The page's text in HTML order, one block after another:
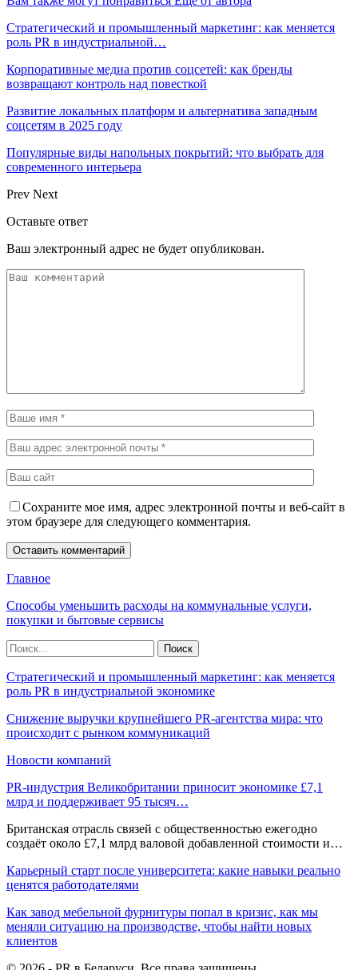
Стратегический и промышленный маркетинг: как меняется
роль PR в индустриальной…
Корпоративные медиа против соцсетей: как бренды
возвращают контроль над повесткой
Развитие локальных платформ и альтернатива западным
соцсетям в 2025 году
Популярные виды напольных покрытий: что выбрать для
современного интерьера
Prev Next
Оставьте ответ
Ваш электронный адрес не будет опубликован.
Сохраните мое имя, адрес электронной почты и веб-сайт в
этом браузере для следующего комментария.
Главное
Способы уменьшить расходы на коммунальные услуги,
покупки и бытовые сервисы
Стратегический и промышленный маркетинг: как меняется
роль PR в индустриальной экономике
Снижение выручки крупнейшего PR-агентства мира: что
происходит с рынком коммуникаций
Новости компаний
PR-индустрия Великобритании приносит экономике £7,1
млрд и поддерживает 95 тысяч…
Британская отрасль связей с общественностью ежегодно
создаёт около £7,1 млрд валовой добавленной стоимости и…
Карьерный старт после университета: какие навыки реально
ценятся работодателями
Как завод мебельной фурнитуры попал в кризис, как мы
меняли ситуацию на производстве, чтобы найти новых
клиентов